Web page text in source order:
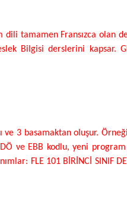
dili tamamen Fransızca olan
Bilgisi derslerini kapsar.
3 basamaktan oluşur.
ve EBB kodlu, yeni
FLE 101 BİRİNCİ SINIF